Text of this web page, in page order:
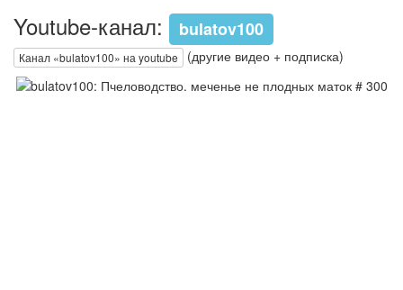
Youtube-канал: bulatov100
Канал «bulatov100» на youtube (другие видео + подписка)